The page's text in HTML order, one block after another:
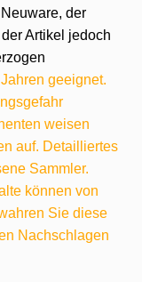
der
Artikel jedoch
geeignet.
weisen
auf. Detailliertes
Sammler.
können von
Sie diese
Nachschlagen